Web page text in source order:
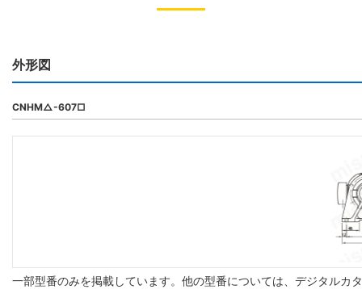
外形図
CNHM△-607□
一部型番のみを掲載しています。他の型番については、デジタルカ